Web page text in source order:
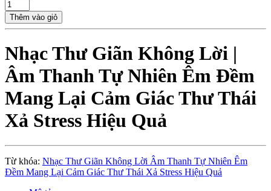
Thêm vào giỏ
Nhạc Thư Giãn Không Lời |
Âm Thanh Tự Nhiên Êm Đềm
Mang Lại Cảm Giác Thư Thái
Xả Stress Hiệu Quả
Từ khóa: Nhạc Thư Giãn Không Lời Âm Thanh Tự Nhiên Êm
Đềm Mang Lại Cảm Giác Thư Thái Xả Stress Hiệu Quả